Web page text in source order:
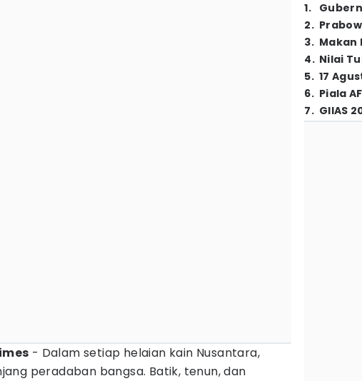
- Dalam setiap helaian kain Nusantara,
peradaban bangsa. Batik, tenun, dan
1.
2.
3. Makan
4. Nilai
5. 17
6. Piala
7. GIIAS